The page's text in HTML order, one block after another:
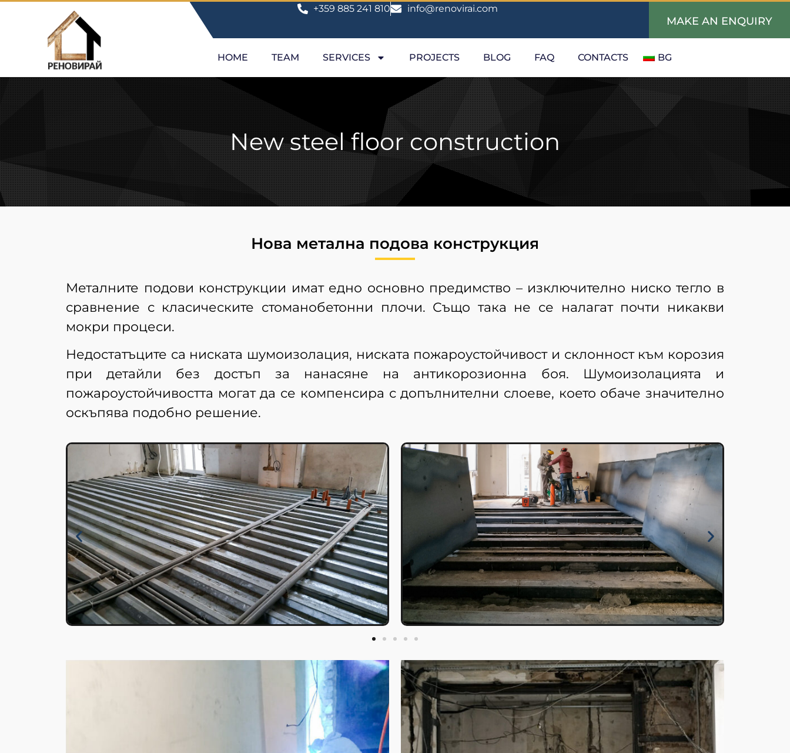
+359 885 241 810 info@renovirai.com
MAKE AN ENQUIRY
HOME TEAM SERVICES PROJECTS BLOG FAQ CONTACTS BG
New steel floor construction
Нова метална подова конструкция
Металните подови конструкции имат едно основно предимство – изключително ниско тегло в
сравнение с класическите стоманобетонни плочи. Също така не се налагат почти никакви
мокри процеси.
Недостатъците са ниската шумоизолация, ниската пожароустойчивост и склонност към корозия
при детайли без достъп за нанасяне на антикорозионна боя. Шумоизолацията и
пожароустойчивостта могат да се компенсира с допълнителни слоеве, което обаче значително
оскъпява подобно решение.